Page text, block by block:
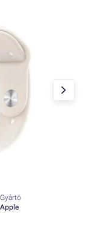
Gyártó
Apple